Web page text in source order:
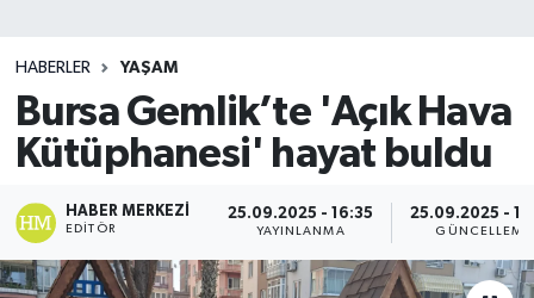
HABERLER YAŞAM
Bursa Gemlik’te 'Açık Hava
Kütüphanesi' hayat buldu
HABER MERKEZI
EDITÖR
25.09.2025 - 16:35
YAYINLANMA
25.09.2025 -
GÜNCELLEME
Teknoloji
TRABZON
TRABZONSPOR
Yaşam